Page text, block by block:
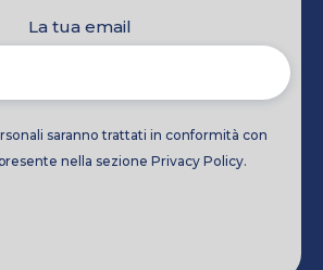
La tua email
saranno trattati in conformità con
nella sezione Privacy Policy.